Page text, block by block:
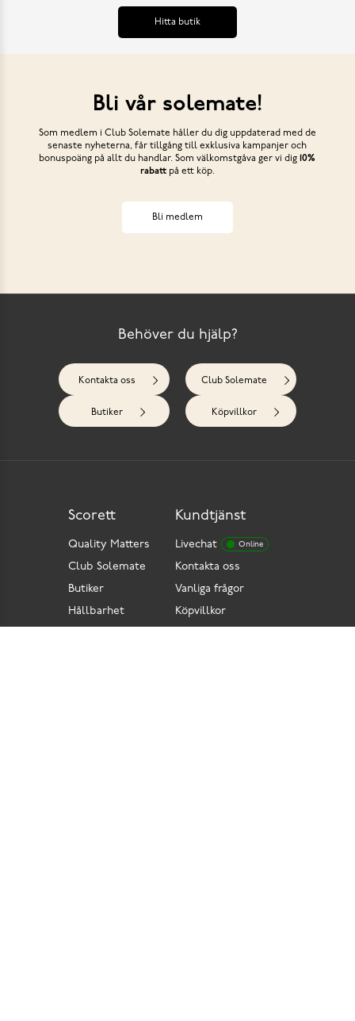
Hitta butik
Bli vår solemate!
Som medlem i Club Solemate håller du dig uppdaterad med de
senaste nyheterna, får tillgång till exklusiva kampanjer och
bonuspoäng på allt du handlar. Som välkomstgåva ger vi dig10%
rabattpå ett köp.
Bli medlem
Behöver du hjälp?
Kontakta oss Club Solemate
Butiker Köpvillkor
Kundtjänst
Livechat Online
Kontakta oss
Vanliga frågor
Köpvillkor
Scorett
Quality Matters
Club Solemate
Butiker
Hållbarhet